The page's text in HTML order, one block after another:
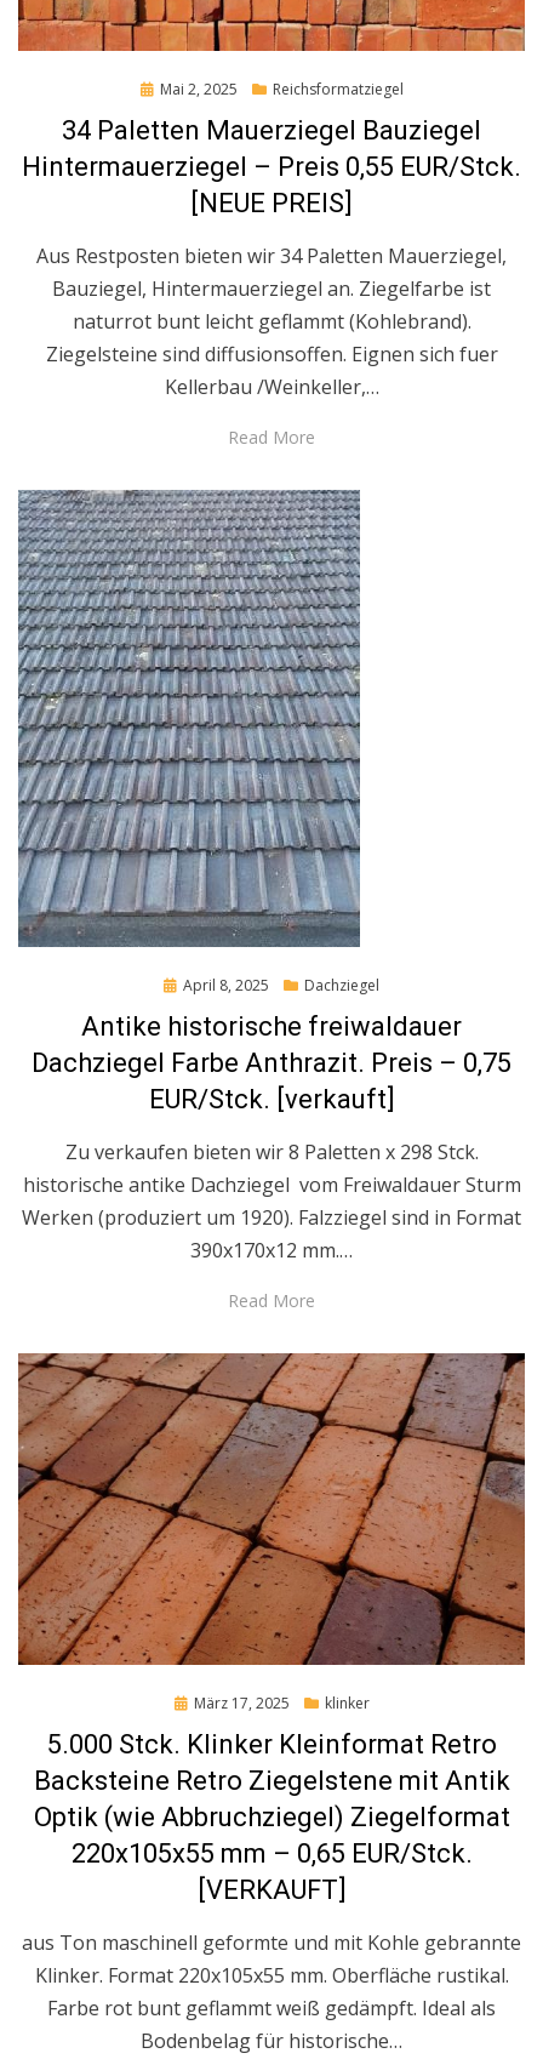
PostedMai 2, 2025 Reichsformatziegel
34 Paletten Mauerziegel Bauziegel
Hintermauerziegel – Preis 0,55 EUR/Stck.
[NEUE PREIS]
Aus Restposten bieten wir 34 Paletten Mauerziegel,
Bauziegel, Hintermauerziegel an. Ziegelfarbe ist
naturrot bunt leicht geflammt (Kohlebrand).
Ziegelsteine sind diffusionsoffen. Eignen sich fuer
Kellerbau /Weinkeller,…
Read More
Posted
April 8, 2025 Dachziegel
Antike historische freiwaldauer
Dachziegel Farbe Anthrazit. Preis – 0,75
EUR/Stck. [verkauft]
Zu verkaufen bieten wir 8 Paletten x 298 Stck.
historische antike Dachziegel vom Freiwaldauer Sturm
Werken (produziert um 1920). Falzziegel sind in Format
390x170x12 mm.…
Read More
PostedMärz 17, 2025 klinker
5.000 Stck. Klinker Kleinformat Retro
Backsteine Retro Ziegelstene mit Antik
Optik (wie Abbruchziegel) Ziegelformat
220x105x55 mm – 0,65 EUR/Stck.
[VERKAUFT]
aus Ton maschinell geformte und mit Kohle gebrannte
Klinker. Format 220x105x55 mm. Oberfläche rustikal.
Farbe rot bunt geflammt weiß gedämpft. Ideal als
Bodenbelag für historische…